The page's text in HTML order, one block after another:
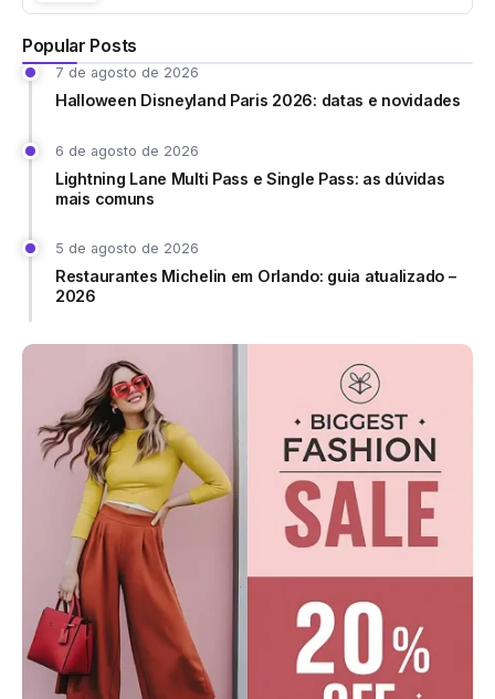
Popular Posts
7 de agosto de 2026
Halloween Disneyland Paris 2026: datas e novidades
6 de agosto de 2026
Lightning Lane Multi Pass e Single Pass: as dúvidas
mais comuns
5 de agosto de 2026
Restaurantes Michelin em Orlando: guia atualizado –
2026